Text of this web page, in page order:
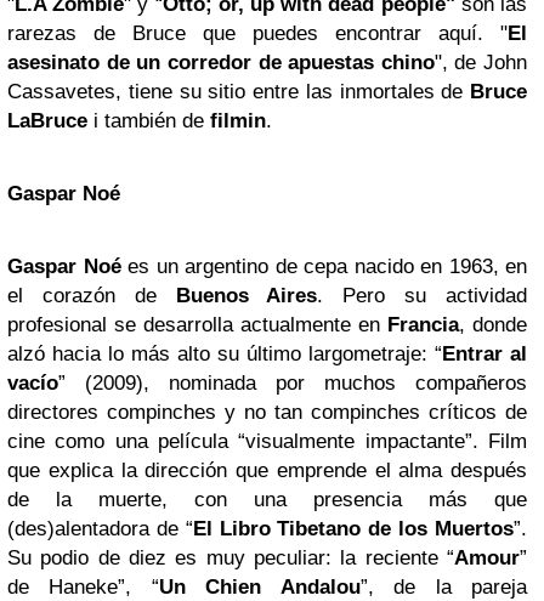
rarezas de Bruce que puedes encontrar aquí. "El
asesinato de un corredor de apuestas chino", de John
Cassavetes, tiene su sitio entre las inmortales de Bruce
LaBruce i también de filmin.
Gaspar Noé
Gaspar Noées un argentino de cepa nacido en 1963, en
el corazón de Buenos Aires. Pero su actividad
profesional se desarrolla actualmente en Francia, donde
alzó hacia lo más alto su último largometraje: “Entrar al
vacío” (2009), nominada por muchos compañeros
directores compinches y no tan compinches críticos de
cine como una película “visualmente impactante”. Film
que explica la dirección que emprende el alma después
de la muerte, con una presencia más que
(des)alentadora de “El Libro Tibetano de los Muertos”.
Su podio de diez es muy peculiar: la reciente “Amour”
de Haneke”, “Un Chien Andalou”, de la pareja